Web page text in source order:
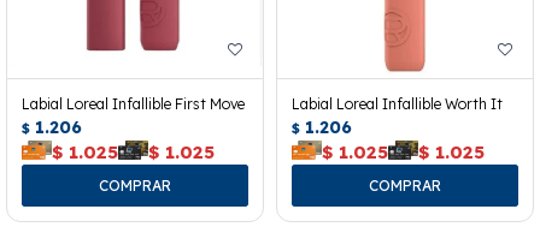
Labial Loreal Infallible First Move
$ 1.206
$ 1.025 $ 1.025
Labial Loreal Infallible Worth It
$ 1.206
$ 1.025 $ 1.025